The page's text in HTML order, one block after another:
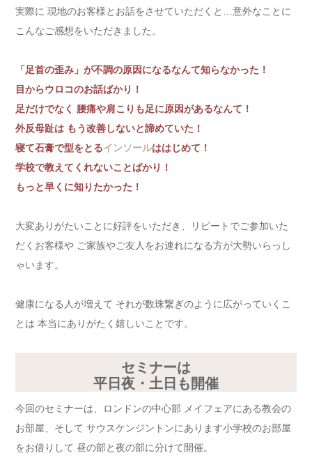
実際に 現地のお客様とお話をさせていただくと…意外なことに
こんなご感想をいただきました。
「足首の歪み」が不調の原因になるなんて知らなかった！
目からウロコのお話ばかり！
足だけでなく 腰痛や肩こりも足に原因があるなんて！
外反母趾は もう改善しないと諦めていた！
寝て石膏で型をとるインソールははじめて！
学校で教えてくれないことばかり！
もっと早くに知りたかった！
大変ありがたいことに好評をいただき、リピートでご参加いた
だくお客様や ご家族やご友人をお連れになる方が大勢いらっし
ゃいます。
健康になる人が増えて それが数珠繋ぎのように広がっていくこ
とは 本当にありがたく嬉しいことです。
セミナーは
平日夜・土日も開催
今回のセミナーは、ロンドンの中心部 メイフェアにある教会の
お部屋、そして サウスケンジントンにあります小学校のお部屋
をお借りして 昼の部と夜の部に分けて開催。